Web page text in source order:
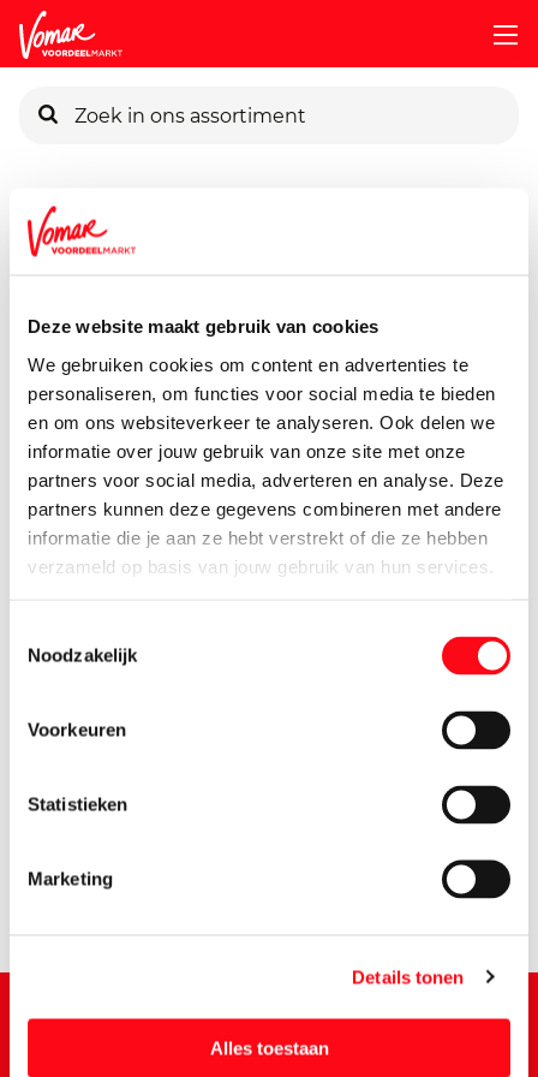
Deze website maakt gebruik van cookies
We gebruiken cookies om content en advertenties te
personaliseren, om functies voor social media te bieden
en om ons websiteverkeer te analyseren. Ook delen we
informatie over jouw gebruik van onze site met onze
partners voor social media, adverteren en analyse. Deze
partners kunnen deze gegevens combineren met andere
informatie die je aan ze hebt verstrekt of die ze hebben
verzameld op basis van jouw gebruik van hun services.
Noodzakelijk
Voorkeuren
Statistieken
Marketing
Details tonen
Alles toestaan
Pincode vergeten
Persoonlijk KIK-account
Assortiment
per stuk
0.58